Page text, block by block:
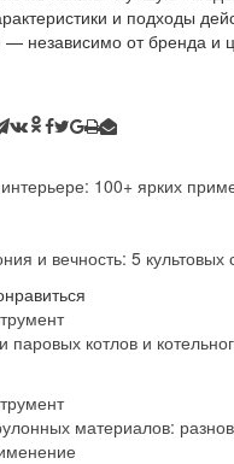
и подходы
— независимо от бренда и
100+ ярких
и вечность: 5 культовых
паровых котлов и
материалов: